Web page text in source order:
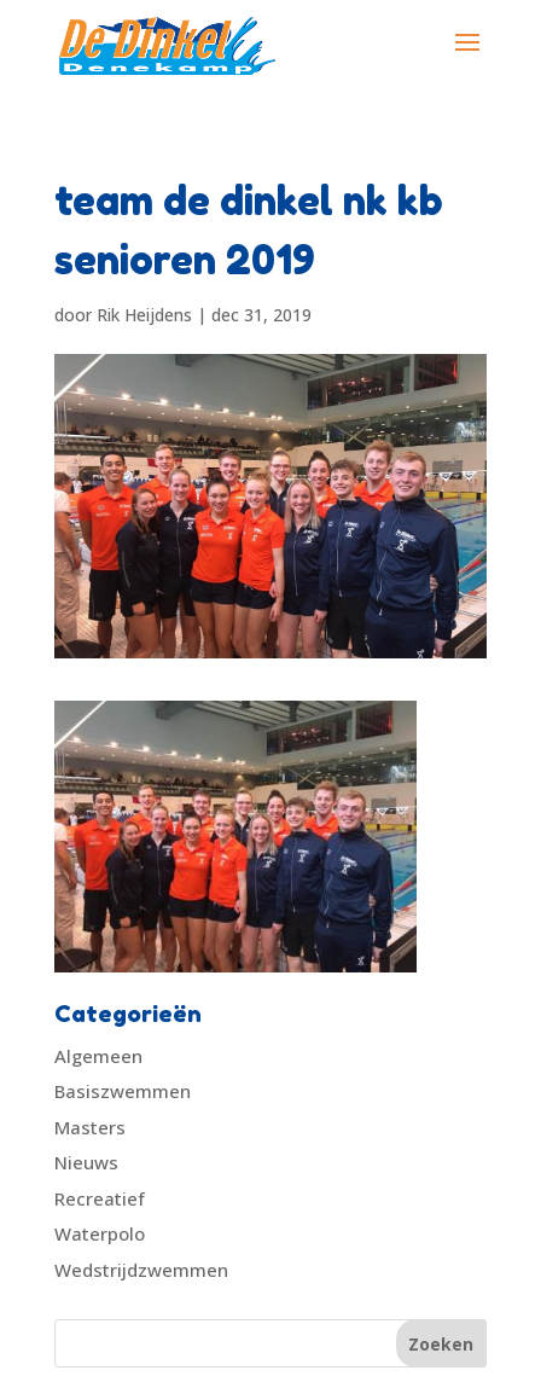
team de dinkel nk kb
senioren 2019
door Rik Heijdens | dec 31, 2019
Categorieën
Algemeen
Basiszwemmen
Masters
Nieuws
Recreatief
Waterpolo
Wedstrijdzwemmen